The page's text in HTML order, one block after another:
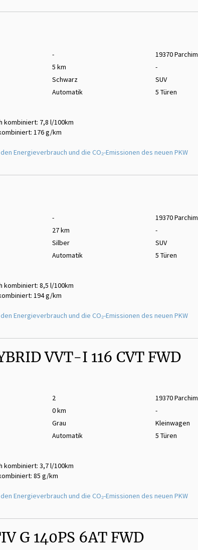
-
19370 Parchim
5 km
-
Schwarz SUV
Automatik
5 Türen
kombiniert: 7,8 l/100km
176 g/km
Energieverbrauch und die CO₂-Emissionen des neuen PKW
-
19370 Parchim
27 km
-
Silber SUV
Automatik
5 Türen
kombiniert: 8,5 l/100km
194 g/km
Energieverbrauch und die CO₂-Emissionen des neuen PKW
VVT-I 116 CVT FWD
2
19370 Parchim
0 km
-
Grau Kleinwagen
Automatik
5 Türen
kombiniert: 3,7 l/100km
85 g/km
Energieverbrauch und die CO₂-Emissionen des neuen PKW
G 140PS 6AT FWD